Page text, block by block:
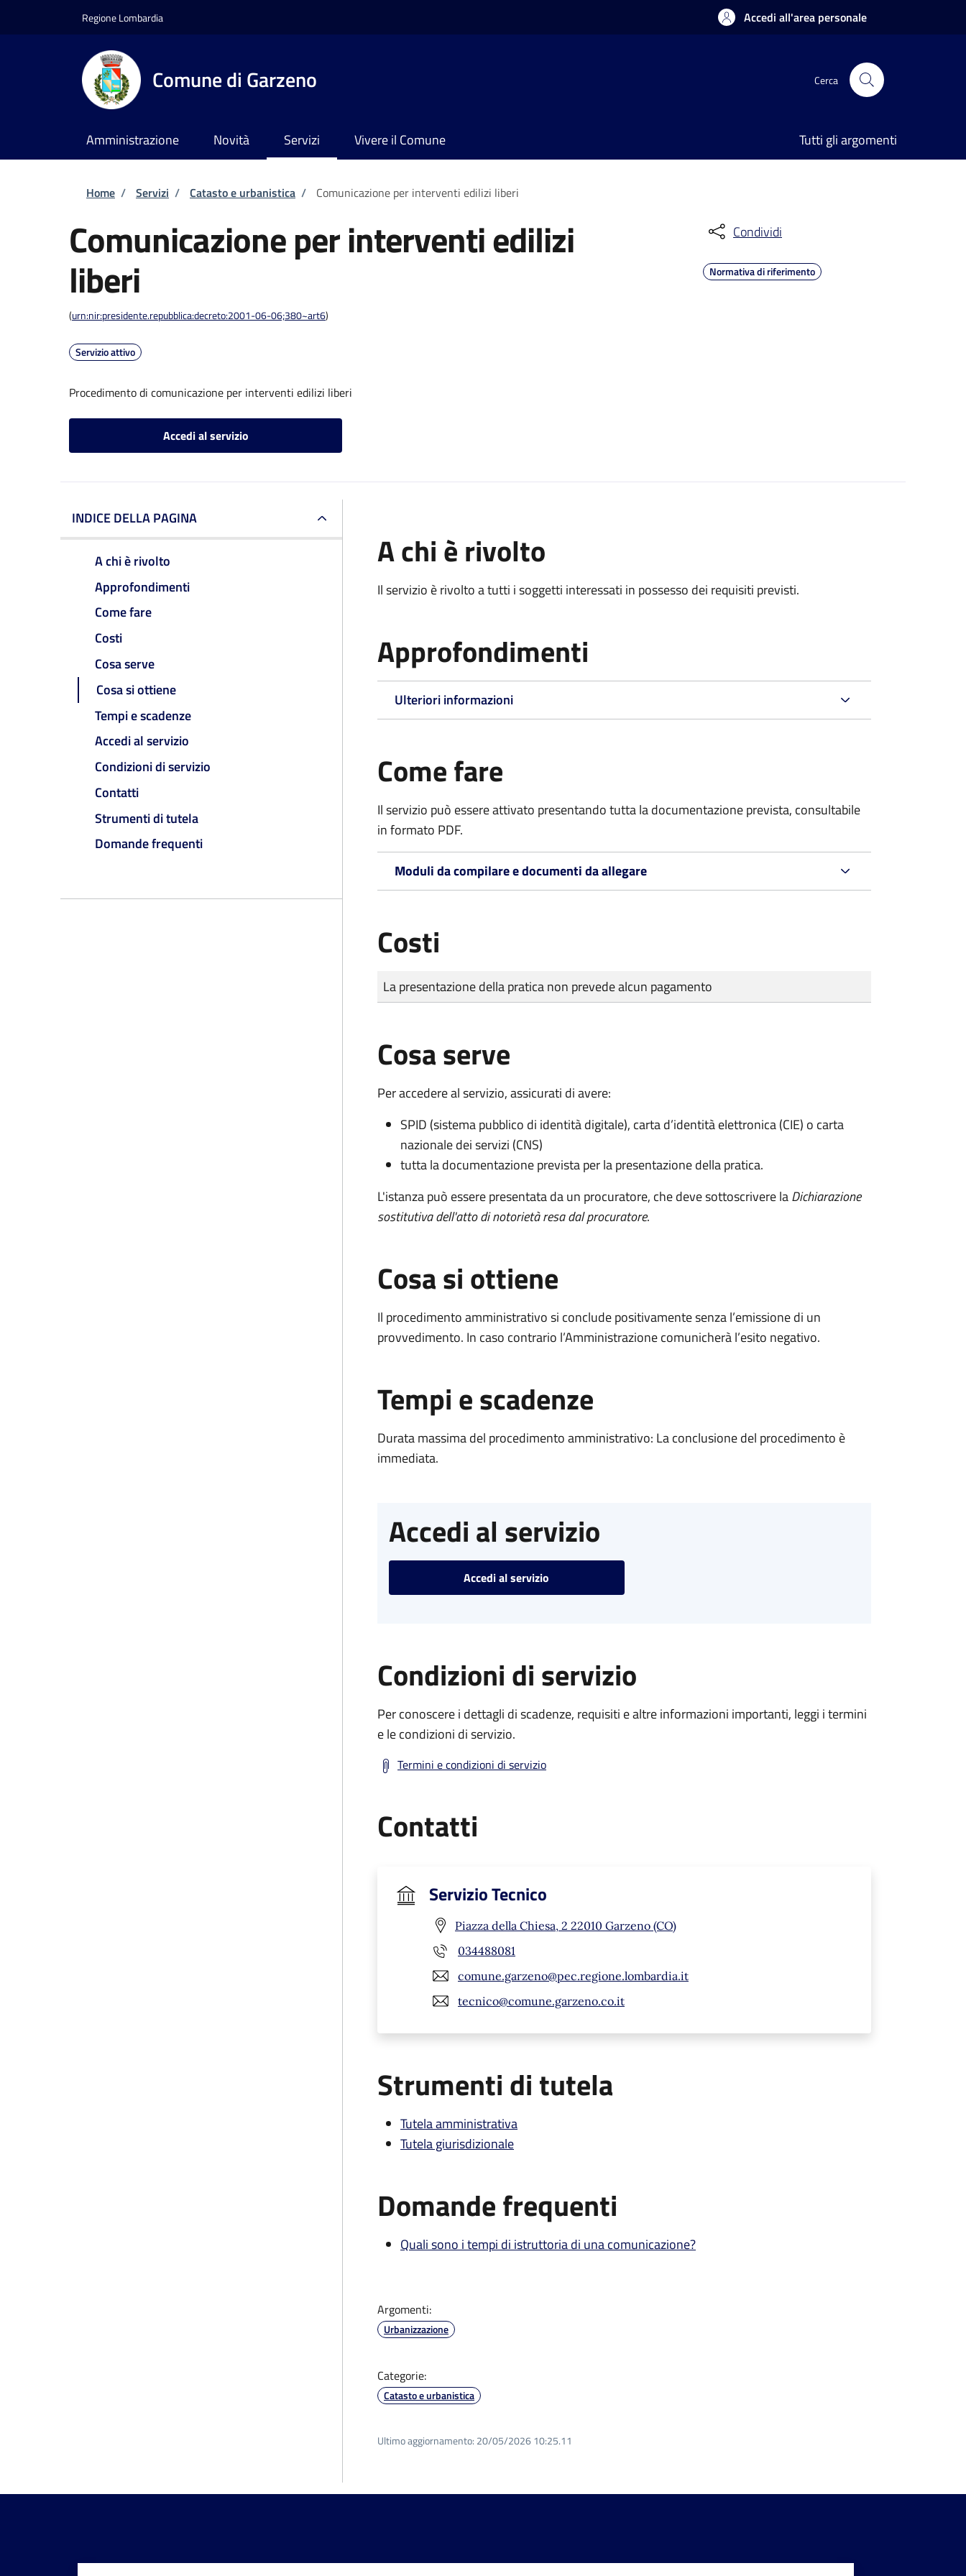
Regione Lombardia Accedi all'area personale
Comune di Garzeno Cerca
Amministrazione Novità Servizi Vivere il Comune Tutti gli argomenti
Briciole di pane
Home / Servizi / Catasto e urbanistica / Comunicazione per interventi edilizi liberi
Comunicazione per interventi edilizi
liberi
(urn:nir:presidente.repubblica:decreto:2001-06-06;380~art6)
Servizio attivo
Procedimento di comunicazione per interventi edilizi liberi
Accedi al servizio
Condividi
Normativa di riferimento
INDICE DELLA PAGINA
A chi è rivolto
Approfondimenti
Come fare
Costi
Cosa serve
Cosa si ottiene
Tempi e scadenze
Accedi al servizio
Condizioni di servizio
Contatti
Strumenti di tutela
Domande frequenti
A chi è rivolto
Il servizio è rivolto a tutti i soggetti interessati in possesso dei requisiti previsti.
Approfondimenti
Ulteriori informazioni
Come fare
Il servizio può essere attivato presentando tutta la documentazione prevista, consultabile
in formato PDF.
Moduli da compilare e documenti da allegare
Costi
Tipo di pagamento
Importo
La presentazione della pratica non prevede alcun pagamento
Cosa serve
Per accedere al servizio, assicurati di avere:
SPID (sistema pubblico di identità digitale), carta d’identità elettronica (CIE) o carta
nazionale dei servizi (CNS)
tutta la documentazione prevista per la presentazione della pratica.
L'istanza può essere presentata da un procuratore, che deve sottoscrivere laDichiarazione
sostitutiva dell'atto di notorietà resa dal procuratore.
Cosa si ottiene
Il procedimento amministrativo si conclude positivamente senza l’emissione di un
provvedimento. In caso contrario l’Amministrazione comunicherà l’esito negativo.
Tempi e scadenze
Durata massima del procedimento amministrativo: La conclusione del procedimento è
immediata.
Accedi al servizio
Accedi al servizio
Condizioni di servizio
Per conoscere i dettagli di scadenze, requisiti e altre informazioni importanti, leggi i termini
e le condizioni di servizio.
Termini e condizioni di servizio
Contatti
Servizio Tecnico
Piazza della Chiesa, 2 22010 Garzeno (CO)
034488081
comune.garzeno@pec.regione.lombardia.it
tecnico@comune.garzeno.co.it
Strumenti di tutela
Tutela amministrativa
Tutela giurisdizionale
Domande frequenti
Quali sono i tempi di istruttoria di una comunicazione?
Argomenti:
Urbanizzazione
Categorie:
Catasto e urbanistica
Ultimo aggiornamento: 20/05/2026 10:25.11